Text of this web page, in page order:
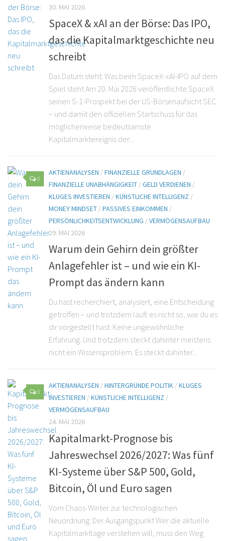
30. MAI 2026
SpaceX & xAI an der Börse: Das IPO,
das die Kapitalmarktgeschichte neu
schreibt
Das Datum steht: Was beim SpaceX-xAI-IPO auf dem
Spiel steht Am 20. Mai 2026 veröffentlichte SpaceX
seinen S-1-Prospekt bei der US-Börsenaufsicht SEC
– und damit den offiziellen Startschuss für das
möglicherweise bedeutsamste
Kapitalmarktereignis der...
0
AKTIENANALYSEN /FINANZIELLE GRUNDLAGEN /
FINANZIELLE UNABHÄNGIGKEIT /GELD VERDIENEN /
KLUGES INVESTIEREN /KÜNSTLICHE INTELLIGENZ /
MONEY MINDSET /PASSIVES EINKOMMEN /
PERSÖNLICHKEITSENTWICKLUNG /VERMÖGENSAUFBAU
29. MAI 2026
Warum dein Gehirn dein größter
Anlagefehler ist – und wie ein KI-
Prompt das ändern kann
Du hast recherchiert, analysiert, eine Entscheidung
getroffen – und trotzdem läuft es nicht so, wie du es
dir vorgestellt hast. Keine ungewöhnliche
Erfahrung. Und trotzdem steckt dahinter meistens
nicht ein Wissensproblem. Es steckt dahinter...
0
AKTIENANALYSEN /HINTERGRÜNDE POLITIK /KLUGES
INVESTIEREN /KÜNSTLICHE INTELLIGENZ /
VERMÖGENSAUFBAU
24. MAI 2026
Kapitalmarkt-Prognose bis
Jahreswechsel 2026/2027: Was fünf
KI-Systeme über S&P 500, Gold,
Bitcoin, Öl und Euro sagen
Vom Chaos-Winter zur technologischen
Neuordnung: Der Ausgangspunkt Wer die aktuelle
Kapitalmarktlage verstehen will, muss den Weg